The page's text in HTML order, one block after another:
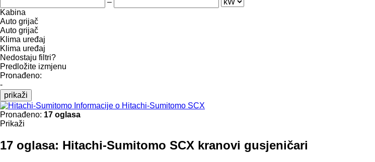
Kabina
Auto grijač
Auto grijač
Klima uređaj
Klima uređaj
Nedostaju filtri?
Predložite izmjenu
Pronađeno:
-
prikaži
Informacije o Hitachi-Sumitomo SCX
Pronađeno: 17 oglasa
Prikaži
17 oglasa: Hitachi-Sumitomo SCX kranovi gusjeničari